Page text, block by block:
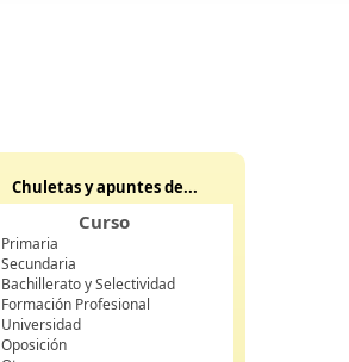
Chuletas y apuntes de...
Curso
Primaria
Secundaria
Bachillerato y Selectividad
Formación Profesional
Universidad
Oposición